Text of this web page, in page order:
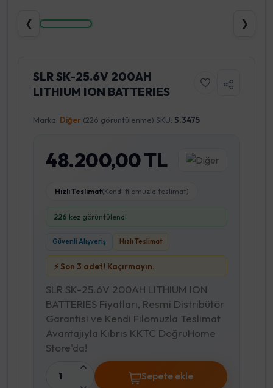
❮ ❯
SLR SK-25.6V 200AH
LITHIUM ION BATTERIES
Marka: Diğer (226 görüntülenme) SKU: S.3475
48.200,00 TL
Hızlı Teslimat(Kendi filomuzla teslimat)
226 kez görüntülendi
Güvenli Alışveriş Hızlı Teslimat
⚡ Son 3 adet! Kaçırmayın.
SLR SK-25.6V 200AH LITHIUM ION
BATTERIES Fiyatları, Resmi Distribütör
Garantisi ve Kendi Filomuzla Teslimat
Avantajıyla Kıbrıs KKTC DoğruHome
Store'da!
1 Sepete ekle